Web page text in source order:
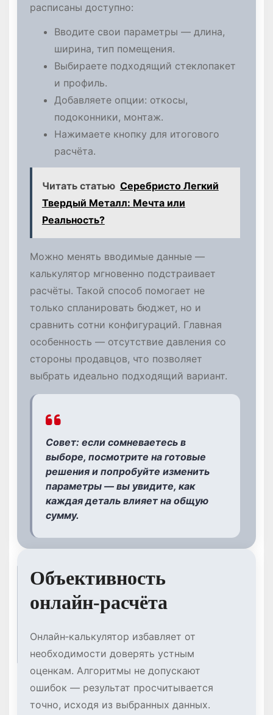
расписаны доступно:
Вводите свои параметры — длина,
ширина, тип помещения.
Выбираете подходящий стеклопакет
и профиль.
Добавляете опции: откосы,
подоконники, монтаж.
Нажимаете кнопку для итогового
расчёта.
Читать статью Серебристо Легкий
Твердый Металл: Мечта или
Реальность?
Можно менять вводимые данные —
калькулятор мгновенно подстраивает
расчёты. Такой способ помогает не
только спланировать бюджет, но и
сравнить сотни конфигураций. Главная
особенность — отсутствие давления со
стороны продавцов, что позволяет
выбрать идеально подходящий вариант.
Совет: если сомневаетесь в
выборе, посмотрите на готовые
решения и попробуйте изменить
параметры — вы увидите, как
каждая деталь влияет на общую
сумму.
Объективность
онлайн‑расчёта
Онлайн‑калькулятор избавляет от
необходимости доверять устным
оценкам. Алгоритмы не допускают
ошибок — результат просчитывается
точно, исходя из выбранных данных.